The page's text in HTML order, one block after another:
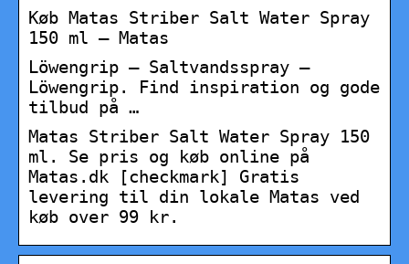
Køb Matas Striber Salt Water Spray
150 ml – Matas
Löwengrip – Saltvandsspray –
Löwengrip. Find inspiration og gode
tilbud på …
Matas Striber Salt Water Spray 150
ml. Se pris og køb online på
Matas.dk [checkmark] Gratis
levering til din lokale Matas ved
køb over 99 kr.